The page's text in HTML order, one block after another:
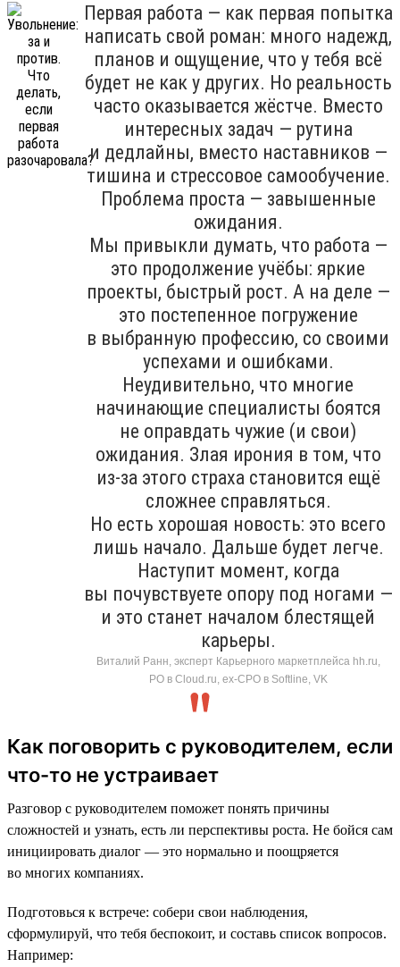
Первая работа — как первая попытка
написать свой роман: много надежд,
планов и ощущение, что у тебя всё
будет не как у других. Но реальность
часто оказывается жёстче. Вместо
интересных задач — рутина
и дедлайны, вместо наставников —
тишина и стрессовое самообучение.
Проблема проста — завышенные
ожидания.
Мы привыкли думать, что работа —
это продолжение учёбы: яркие
проекты, быстрый рост. А на деле —
это постепенное погружение
в выбранную профессию, со своими
успехами и ошибками.
Неудивительно, что многие
начинающие специалисты боятся
не оправдать чужие (и свои)
ожидания. Злая ирония в том, что
из-за этого страха становится ещё
сложнее справляться.
Но есть хорошая новость: это всего
лишь начало. Дальше будет легче.
Наступит момент, когда
вы почувствуете опору под ногами —
и это станет началом блестящей
карьеры.
Виталий Ранн, эксперт Карьерного маркетплейса hh.ru,
PO в Cloud.ru, ex-CPO в Softline, VK
Как поговорить с руководителем, если
что-то не устраивает
Разговор с руководителем поможет понять причины
сложностей и узнать, есть ли перспективы роста. Не бойся сам
инициировать диалог — это нормально и поощряется
во многих компаниях.
Подготовься к встрече: собери свои наблюдения,
сформулируй, что тебя беспокоит, и составь список вопросов.
Например: